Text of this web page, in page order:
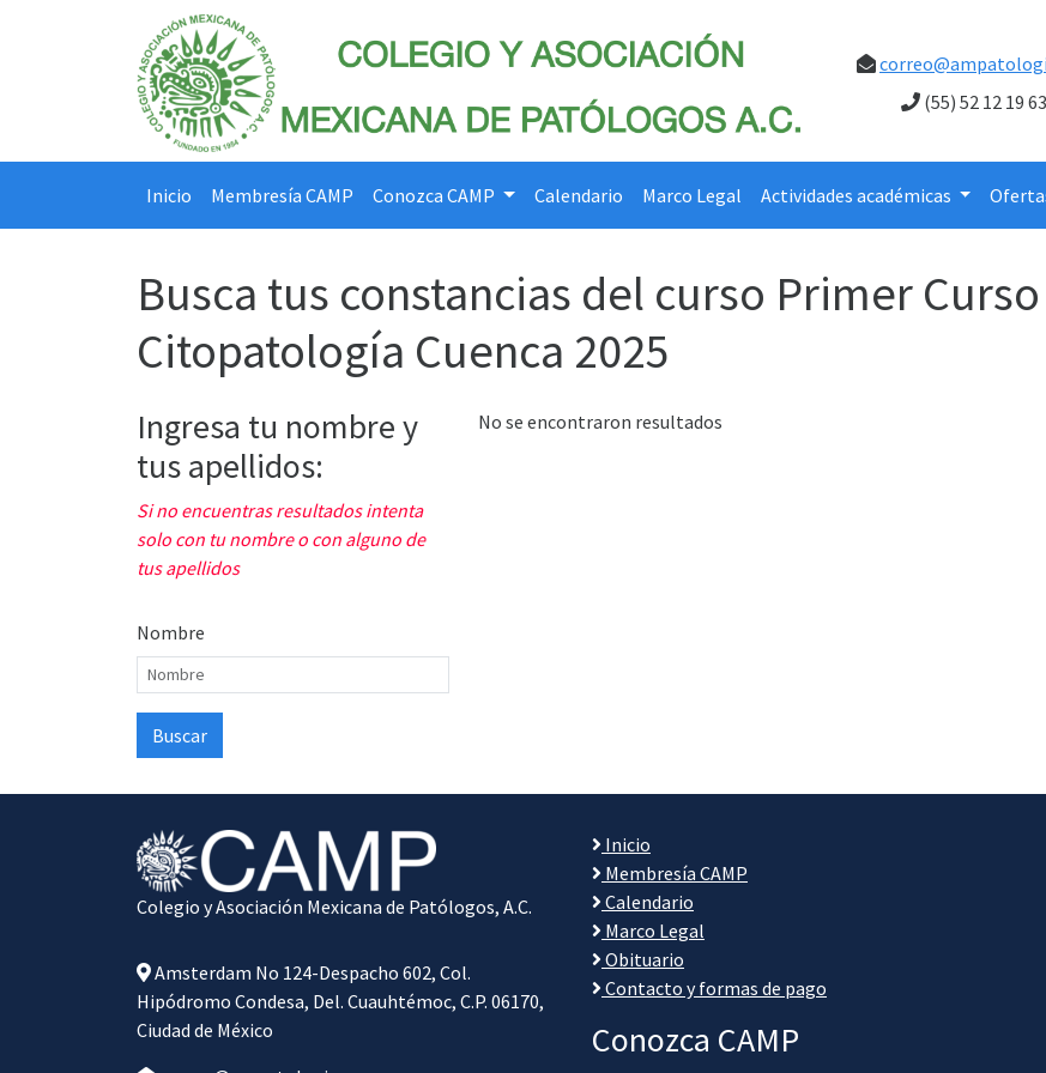
(55) 52 12 19 63
Inicio Membresía CAMP Conozca CAMP Calendario Marco Legal Actividades académicas
Busca tus constancias del curso Primer
Citopatología Cuenca 2025
Ingresa tu nombre y
tus apellidos:
Si no encuentras resultados intenta
solo con tu nombre o con alguno de
tus apellidos
Nombre
No se encontraron resultados
Colegio y Asociación Mexicana de Patólogos, A.C.
Amsterdam No 124-Despacho 602, Col.
Hipódromo Condesa, Del. Cuauhtémoc, C.P. 06170,
Ciudad de México
Inicio
Membresía CAMP
Calendario
Marco Legal
Obituario
Contacto y formas de pago
Conozca CAMP